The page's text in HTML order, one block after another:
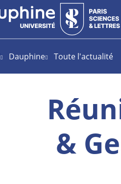
Dauphine Toute l'actualité
&